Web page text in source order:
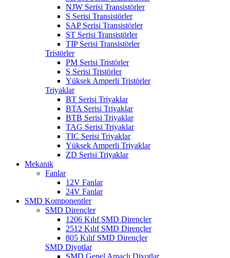
NJW Serisi Transistörler
S Serisi Transistörler
SAP Serisi Transistörler
ST Serisi Transistörler
TIP Serisi Transistörler
Tristörler
PM Serisi Tristörler
S Serisi Tristörler
Yüksek Amperli Tristörler
Triyaklar
BT Serisi Triyaklar
BTA Serisi Triyaklar
BTB Serisi Triyaklar
TAG Serisi Triyaklar
TIC Serisi Triyaklar
Yüksek Amperli Triyaklar
ZD Serisi Triyaklar
Mekanik
Fanlar
12V Fanlar
24V Fanlar
SMD Komponentler
SMD Dirençler
1206 Kılıf SMD Dirençler
2512 Kılıf SMD Dirençler
805 Kılıf SMD Dirençler
SMD Diyotlar
SMD Genel Amaçlı Diyotlar